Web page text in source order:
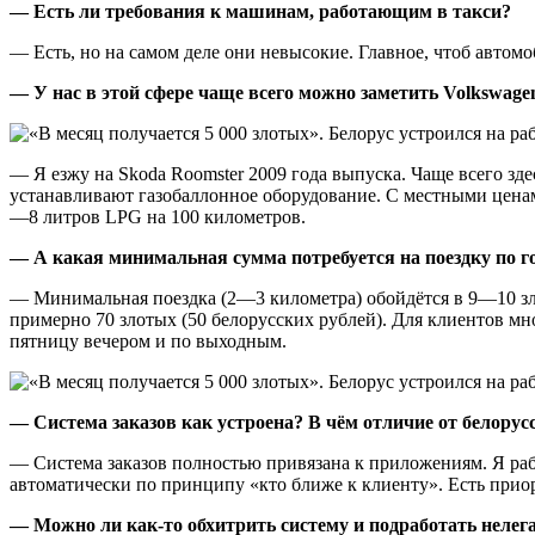
— Есть ли требования к машинам, работающим в такси?
— Есть, но на самом деле они невысокие. Главное, чтоб
— У нас в этой сфере чаще всего можно заметить
— Я езжу на Skoda Roomster 2009 года выпуска. Чаще всего
устанавливают газобаллонное оборудование. С местными
—8 литров LPG на 100 километров.
— А какая минимальная сумма потребуется на поездку по
— Минимальная поездка (2—3 километра) обойдётся в 9—10
примерно 70 злотых (50 белорусских рублей). Для клиентов
пятницу вечером и по выходным.
— Система заказов как устроена? В чём отличие от
— Система заказов полностью привязана к приложениям. Я
автоматически по принципу «кто ближе к клиенту». Есть
— Можно ли как-то обхитрить систему и подработать